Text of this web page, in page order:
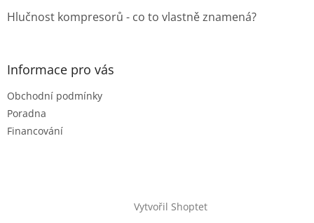
Hlučnost kompresorů - co to vlastně znamená?
Informace pro vás
Obchodní podmínky
Poradna
Financování
Vytvořil Shoptet